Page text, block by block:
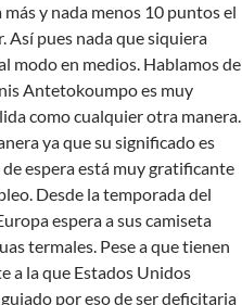
y nada menos 10 puntos el
Así pues nada que siquiera
modo en medios. Hablamos de
Antetokoumpo es muy
como cualquier otra manera.
ya que su significado es
espera está muy gratificante
Desde la temporada del
espera a sus camiseta
termales. Pese a que tienen
a la que Estados Unidos
por eso de ser deficitaria